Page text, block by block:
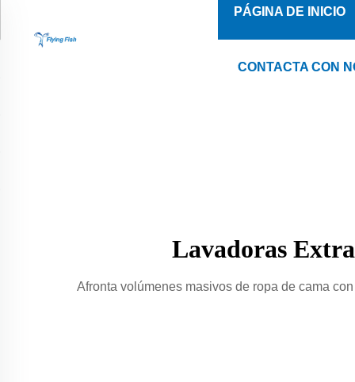
PÁGINA DE INICIO
CONTACTA CON
Lavadoras
Afronta volúmenes masivos de ropa de cama